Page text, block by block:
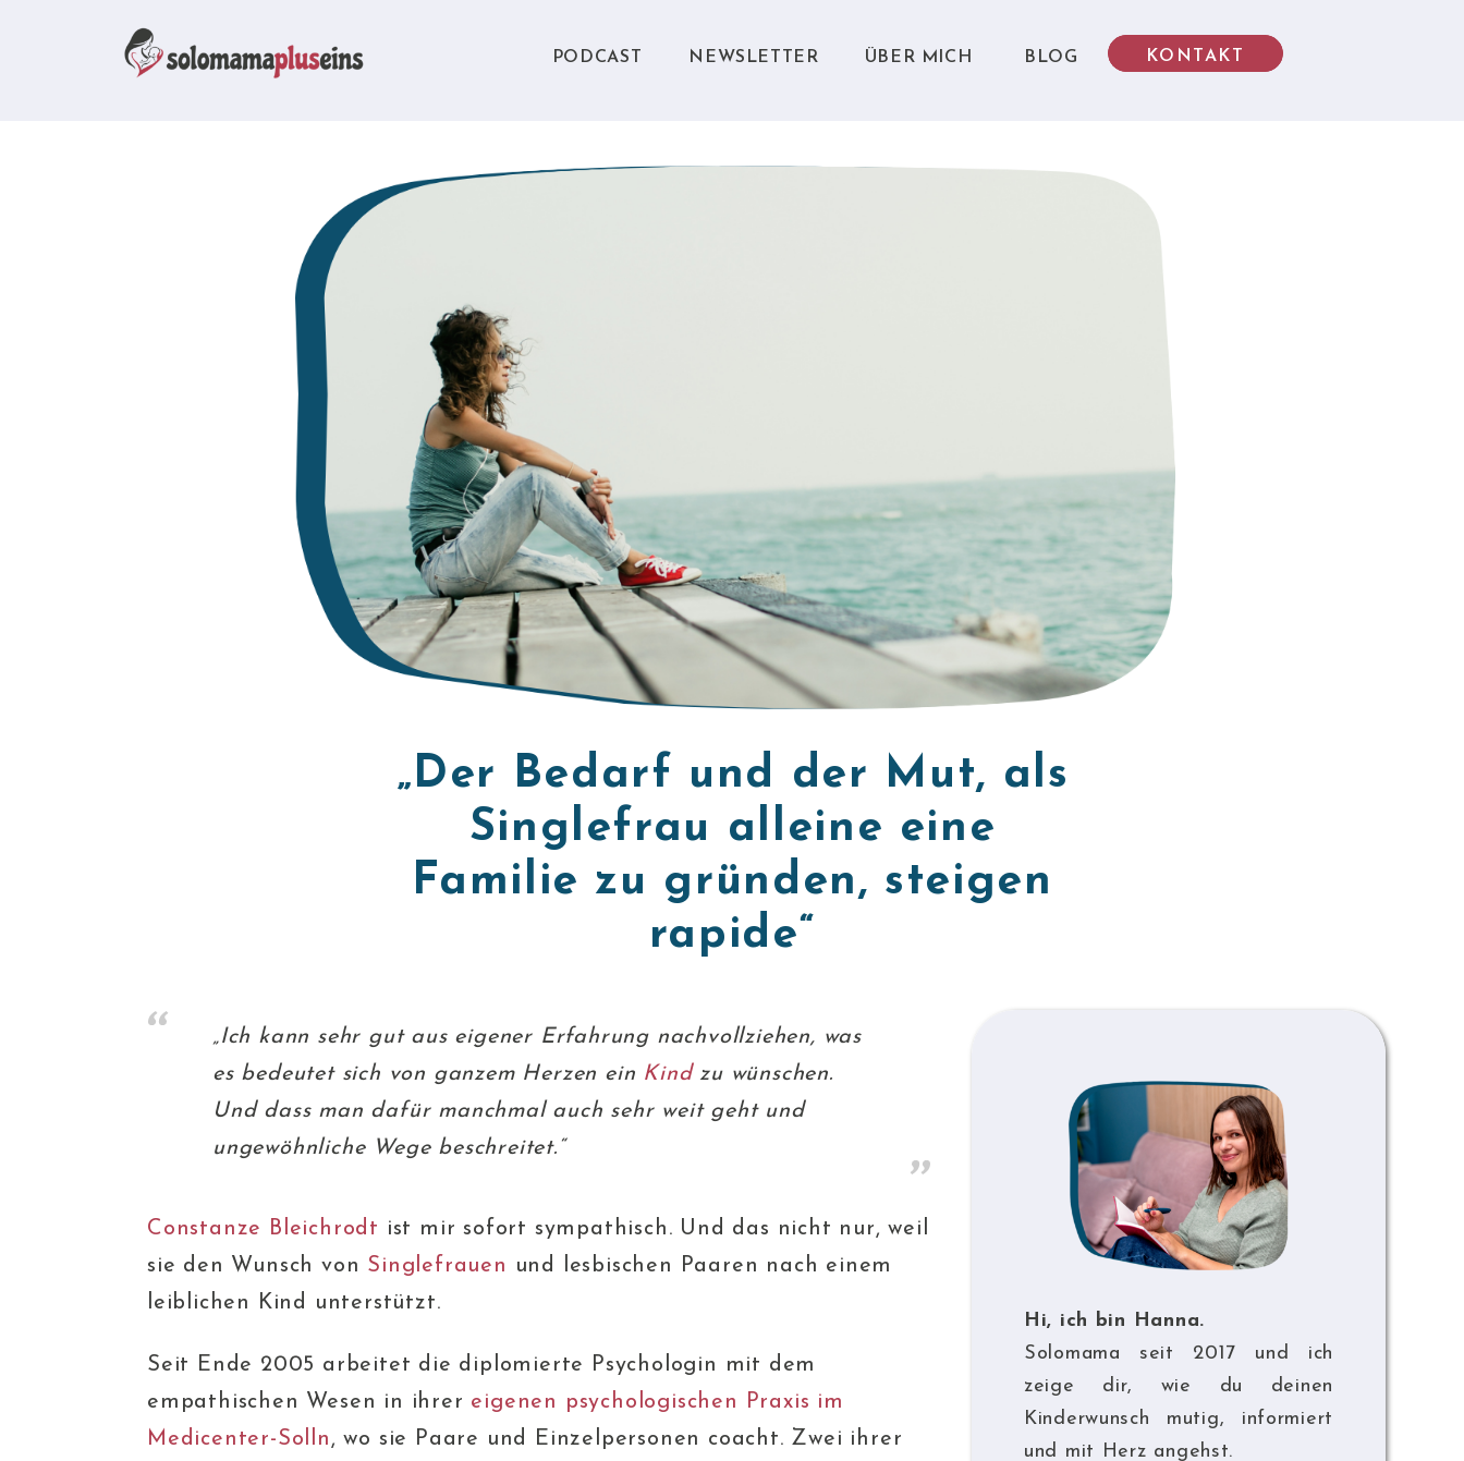
KONTAKT
KONTAKT
BLOG
ÜBER MICH
NEWSLETTER
PODCAST
„Der Bedarf und der Mut, als
Singlefrau alleine eine
Familie zu gründen, steigen
rapide“
Hi, ich bin Hanna.
Solomama seit 2017 und ich
zeige dir, wie du deinen
Kinderwunsch mutig, informiert
und mit Herz angehst.
„Ich kann sehr gut aus eigener Erfahrung nachvollziehen, was
es bedeutet sich von ganzem Herzen ein Kindzu wünschen.
Und dass man dafür manchmal auch sehr weit geht und
ungewöhnliche Wege beschreitet.“
Constanze Bleichrodt ist mir sofort sympathisch. Und das nicht nur, weil
sie den Wunsch von Singlefrauen und lesbischen Paaren nach einem
leiblichen Kind unterstützt.
Seit Ende 2005 arbeitet die diplomierte Psychologin mit dem
empathischen Wesen in ihrer eigenen psychologischen Praxis im
Medicenter-Solln , wo sie Paare und Einzelpersonen coacht. Zwei ihrer